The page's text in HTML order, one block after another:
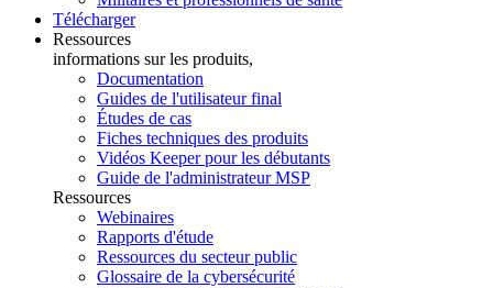
Télécharger
Ressources
informations sur les produits,
Documentation
Guides de l'utilisateur final
Études de cas
Fiches techniques des produits
Vidéos Keeper pour les débutants
Guide de l'administrateur MSP
Ressources
Webinaires
Rapports d'étude
Ressources du secteur public
Glossaire de la cybersécurité